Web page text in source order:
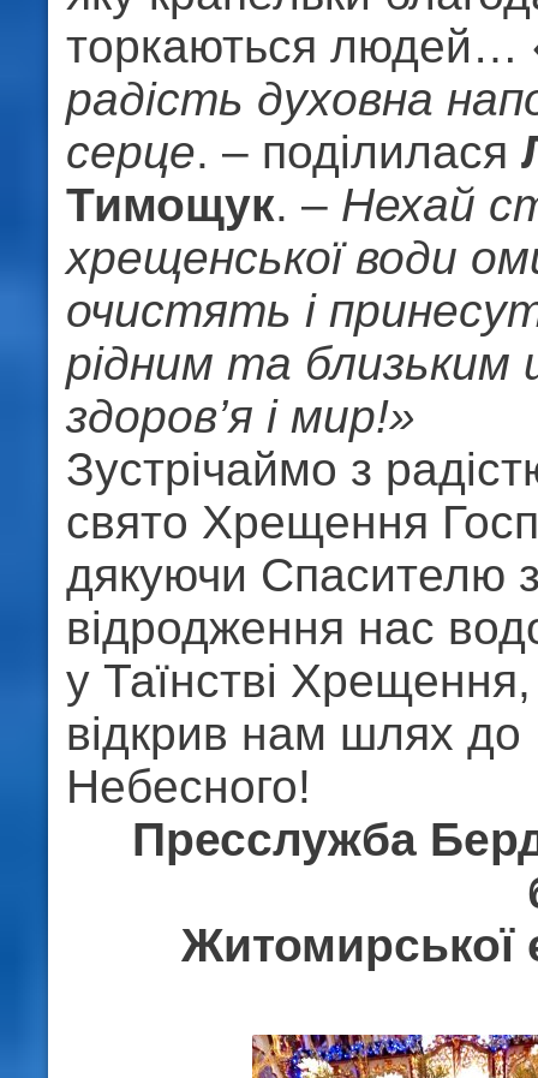
торкаються людей…
радість духовна
серце. – поділилася
Тимощук. – Нехай
хрещенської води
очистять і
рідним та
здоров’я і мир!»
Зустрічаймо з
свято Хрещення
дякуючи Спасителю
відродження нас
у Таїнстві
відкрив нам шлях
Небесного!
Пресслужба
Житомирської